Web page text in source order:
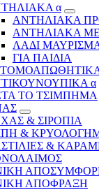
α
ΑΝΤΗΛΙΑΚΑ
ΑΝΤΗΛΙΑΚΑ
ΛΑΔΙ
ΓΙΑ ΠΑΙΔΙΑ
α
ΤΟ ΤΣΙΜΠΗΜΑ
& ΣΙΡΟΠΙΑ
&
&
ΑΠΟΦΡΑΞΗ